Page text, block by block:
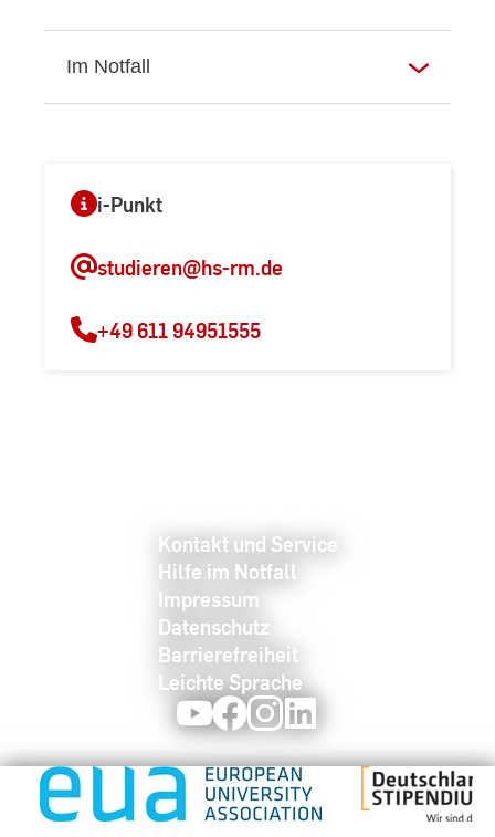
Im Notfall
i-Punkt
studieren@hs-rm.de
+49 611 94951555
Kontakt und Service
Hilfe im Notfall
Impressum
Datenschutz
Barrierefreiheit
Leichte Sprache
YoutubeFacebookInstagram